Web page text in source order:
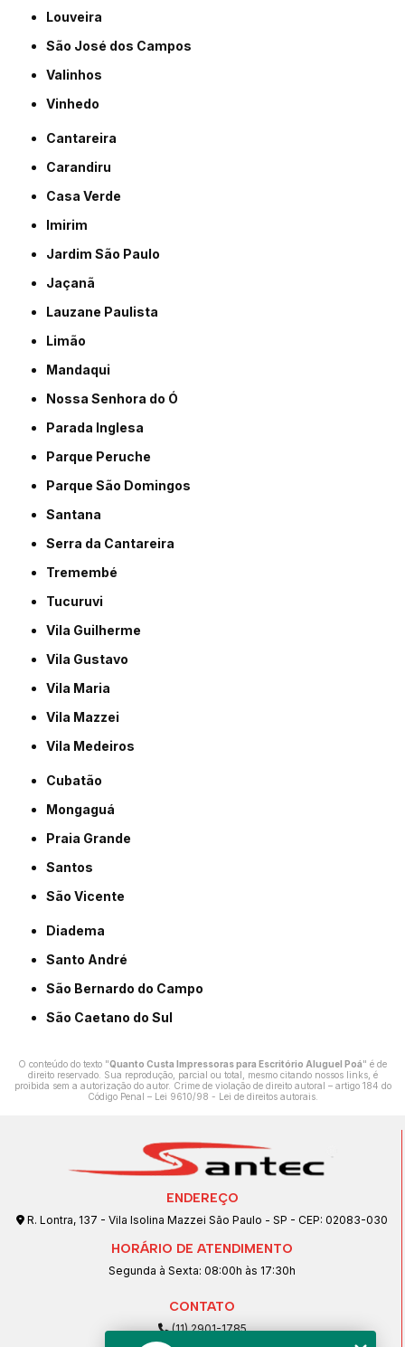
Louveira
São José dos Campos
Valinhos
Vinhedo
Cantareira
Carandiru
Casa Verde
Imirim
Jardim São Paulo
Jaçanã
Lauzane Paulista
Limão
Mandaqui
Nossa Senhora do Ó
Parada Inglesa
Parque Peruche
Parque São Domingos
Santana
Serra da Cantareira
Tremembé
Tucuruvi
Vila Guilherme
Vila Gustavo
Vila Maria
Vila Mazzei
Vila Medeiros
Cubatão
Mongaguá
Praia Grande
Santos
São Vicente
Diadema
Santo André
São Bernardo do Campo
São Caetano do Sul
O conteúdo do texto "Quanto Custa Impressoras para Escritório Aluguel Poá" é de
direito reservado. Sua reprodução, parcial ou total, mesmo citando nossos links, é
proibida sem a autorização do autor. Crime de violação de direito autoral – artigo 184 do
Código Penal – Lei 9610/98 - Lei de direitos autorais.
ENDEREÇO
R. Lontra, 137 - Vila Isolina Mazzei São Paulo - SP - CEP: 02083-030
HORÁRIO DE ATENDIMENTO
Segunda à Sexta: 08:00h às 17:30h
CONTATO
(11) 2901-1785